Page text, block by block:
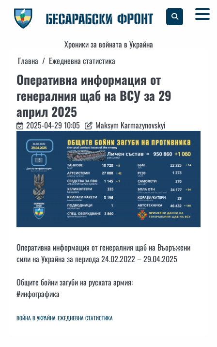
content
Хроники за войната в Украйна
Главна
Ежедневна статистика
Оперативна информация от
генералния щаб на ВСУ за 29
април 2025
2025-04-29 10:05 Maksym Karmazynovskyi
Оперативна информация от генералния щаб на Въоръжени
сили на Украйна за периода 24.02.2022 – 29.04.2025
Общите бойни загуби на руската армия:
#инфографика
ВОЙНА В УКРАЙНА ЕЖЕДНЕВНА СТАТИСТИКА